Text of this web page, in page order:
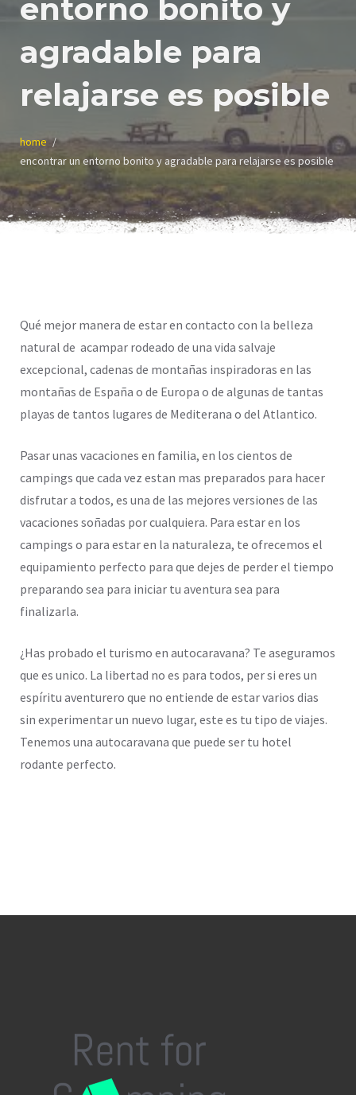
entorno bonito y
agradable para
relajarse es posible
home
encontrar un entorno bonito y agradable para relajarse es posible
Qué mejor manera de estar en contacto con la belleza
natural de acampar rodeado de una vida salvaje
excepcional, cadenas de montañas inspiradoras en las
montañas de España o de Europa o de algunas de tantas
playas de tantos lugares de Mediterana o del Atlantico.
Pasar unas vacaciones en familia, en los cientos de
campings que cada vez estan mas preparados para hacer
disfrutar a todos, es una de las mejores versiones de las
vacaciones soñadas por cualquiera. Para estar en los
campings o para estar en la naturaleza, te ofrecemos el
equipamiento perfecto para que dejes de perder el tiempo
preparando sea para iniciar tu aventura sea para
finalizarla.
¿Has probado el turismo en autocaravana? Te aseguramos
que es unico. La libertad no es para todos, per si eres un
espíritu aventurero que no entiende de estar varios dias
sin experimentar un nuevo lugar, este es tu tipo de viajes.
Tenemos una autocaravana que puede ser tu hotel
rodante perfecto.